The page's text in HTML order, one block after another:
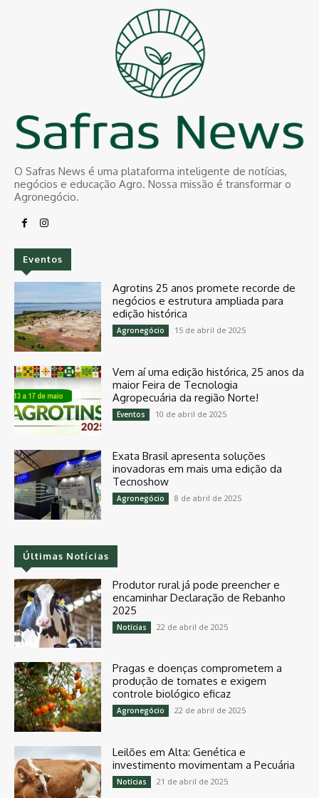
O Safras News é uma plataforma inteligente de notícias,
negócios e educação Agro. Nossa missão é transformar o
Agronegócio.
Eventos
Agrotins 25 anos promete recorde de
negócios e estrutura ampliada para
edição histórica
Agronegócio 15 de abril de 2025
Vem aí uma edição histórica, 25 anos da
maior Feira de Tecnologia
Agropecuária da região Norte!
Eventos 10 de abril de 2025
Exata Brasil apresenta soluções
inovadoras em mais uma edição da
Tecnoshow
Agronegócio 8 de abril de 2025
Últimas Notícias
Produtor rural já pode preencher e
encaminhar Declaração de Rebanho
2025
Notícias 22 de abril de 2025
Pragas e doenças comprometem a
produção de tomates e exigem
controle biológico eficaz
Agronegócio 22 de abril de 2025
Leilões em Alta: Genética e
investimento movimentam a Pecuária
Notícias 21 de abril de 2025